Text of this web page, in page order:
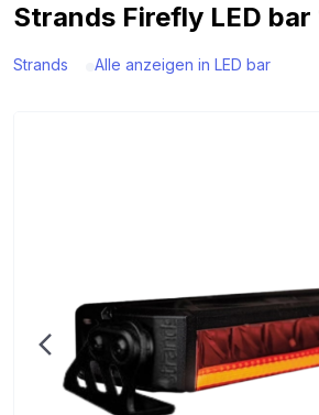
Strands Firefly LED bar
Strands Alle anzeigen in LED bar